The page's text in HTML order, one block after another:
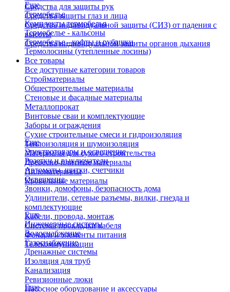
Средства для защиты рук
Средства защиты глаз и лица
Средства индивидуальной защиты (СИЗ) от падения с
высоты
Средства индивидуальной защиты органов дыхания
Еще
Термобелье
Комплекты термобелья
Термобелье - кальсоны
Термобелье - кофты и рубашки
Термолосины (утепленные лосины)
Все товары
Все доступные категории товаров
Стройматериалы
Общестроительные материалы
Стеновые и фасадные материалы
Металлопрокат
Винтовые сваи и комплектующие
Заборы и ограждения
Сухие строительные смеси и гидроизоляция
Теплоизоляция и шумоизоляция
Материалы для сухого строительства
Древесно-плитные материалы
Пиломатериалы
Кровельные материалы
Еще
Электротовары и освещение
Розетки и выключатели
Автоматы, щитки, счетчики
Освещение
Звонки, домофоны, безопасность дома
Удлинители, сетевые разъемы, вилки, гнезда и
комплектующие
Кабели, провода, монтаж
Системы прокладки кабеля
Фонари и элементы питания
Телекоммуникации
Еще
Инженерные системы
Водоснабжение
Газоснабжение
Дренажные системы
Изоляция для труб
Канализация
Ревизионные люки
Насосное оборудование и аксессуары
Еще